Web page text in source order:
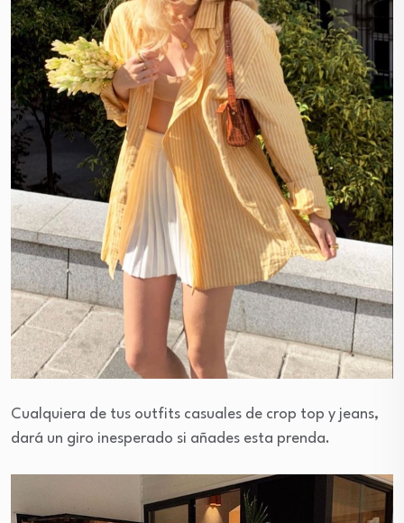
Cualquiera de tus outfits casuales de crop top y jeans,
dará un giro inesperado si añades esta prenda.